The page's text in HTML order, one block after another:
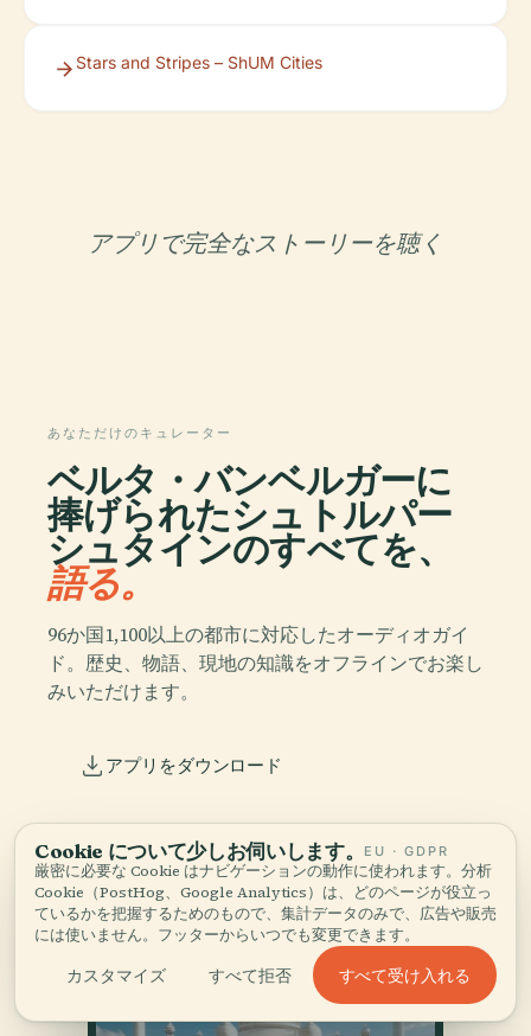
Stars and Stripes – ShUM Cities
アプリで完全なストーリーを聴く
あなただけのキュレーター
ベルタ・バンベルガーに
捧げられたシュトルパー
シュタインのすべてを、
語る。
96か国1,100以上の都市に対応したオーディオガイ
ド。歴史、物語、現地の知識をオフラインでお楽し
みいただけます。
アプリをダウンロード
Cookie について少しお伺いします。 EU · GDPR
厳密に必要な Cookie はナビゲーションの動作に使われます。分析
Cookie（PostHog、Google Analytics）は、どのページが役立っ
ているかを把握するためのもので、集計データのみで、広告や販売
には使いません。フッターからいつでも変更できます。
カスタマイズ すべて拒否 すべて受け入れる